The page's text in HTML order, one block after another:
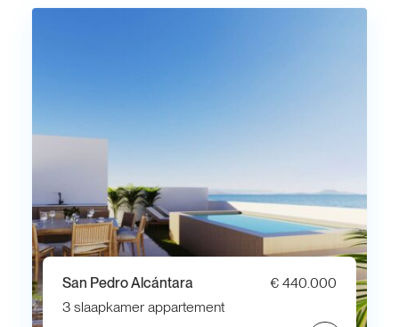
San Pedro Alcántara
€ 440.000
3 slaapkamer appartement